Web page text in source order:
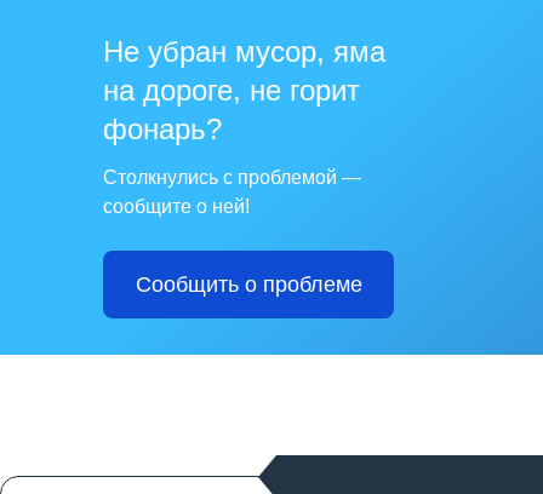
Не убран мусор, яма
на дороге, не горит
фонарь?
Столкнулись с проблемой —
сообщите о ней!
Сообщить о проблеме